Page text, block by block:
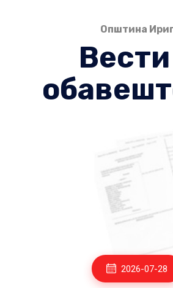
Општина Ириг
2026-07-28